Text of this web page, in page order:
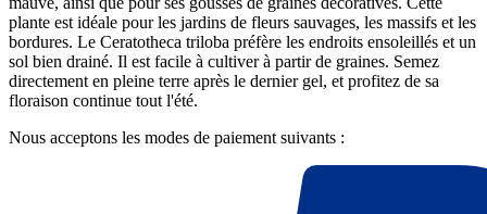
plante est idéale pour les jardins de fleurs sauvages, les massifs et les
bordures. Le Ceratotheca triloba préfère les endroits ensoleillés et un
sol bien drainé. Il est facile à cultiver à partir de graines. Semez
directement en pleine terre après le dernier gel, et profitez de sa
floraison continue tout l'été.
Nous acceptons les modes de paiement suivants :